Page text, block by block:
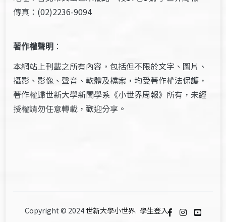
傳真：(02)2236-9094
著作權聲明 ：
本網站上刊載之所有內容，包括但不限於文字、圖片、
攝影、影像、聲音、軟體及檔案，均受著作權法保護，
著作權歸世新大學新聞學系《小世界周報》所有，未經
授權請勿任意轉載，歡迎分享。
Copyright © 2024 世新大學小世界. 學生登入